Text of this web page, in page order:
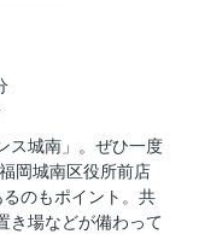
ス城南」。ぜひ一度
岡城南区役所前店
のもポイント。共
き場などが備わって